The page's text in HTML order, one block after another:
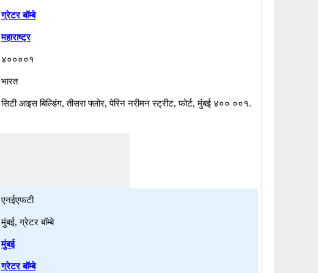
ग्रेटर बॉम्बे
महाराष्ट्र
४००००१
भारत
सिटी आइस बिल्डिंग, तीसरा फ्लोर, पेरिन नरीमन स्ट्रीट, फोर्ट, मुंबई ४०० ००१.
एनईएफटी
मुंबई, ग्रेटर बॉम्बे
मुंबई
ग्रेटर बॉम्बे